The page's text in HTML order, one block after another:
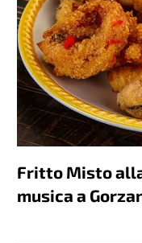
Fritto Misto
musica a